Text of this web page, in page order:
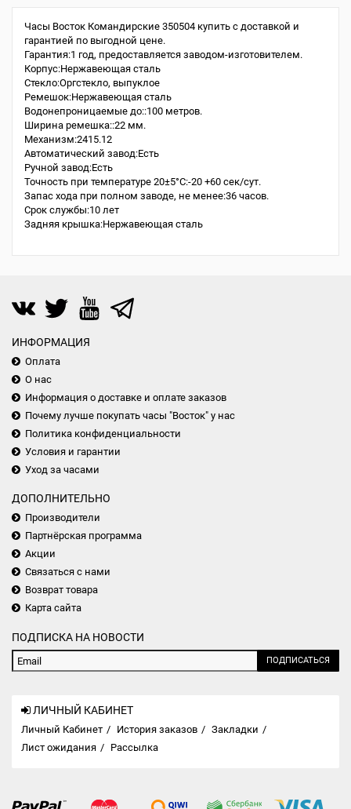
Часы Восток Командирские 350504 купить с доставкой и
гарантией по выгодной цене.
Гарантия:1 год, предоставляется заводом-изготовителем.
Корпус:Нержавеющая сталь
Стекло:Оргстекло, выпуклое
Ремешок:Нержавеющая сталь
Водонепроницаемые до::100 метров.
Ширина ремешка::22 мм.
Механизм:2415.12
Автоматический завод:Есть
Ручной завод:Есть
Точность при температуре 20±5°С:-20 +60 сек/сут.
Запас хода при полном заводе, не менее:36 часов.
Срок службы:10 лет
Задняя крышка:Нержавеющая сталь
ИНФОРМАЦИЯ
Оплата
О нас
Информация о доставке и оплате заказов
Почему лучше покупать часы "Восток" у нас
Политика конфиденциальности
Условия и гарантии
Уход за часами
ДОПОЛНИТЕЛЬНО
Производители
Партнёрская программа
Акции
Связаться с нами
Возврат товара
Карта сайта
ПОДПИСКА НА НОВОСТИ
ПОДПИСАТЬСЯ
ЛИЧНЫЙ КАБИНЕТ
Личный Кабинет История заказов
Закладки
Лист ожидания
Рассылка